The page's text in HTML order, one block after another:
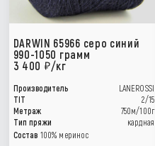
DARWIN 65966 серо синий
990-1050 грамм
3 400
/кг
Производитель
LANEROSSI
TIT
2/15
Метраж
750м/100г
Тип пряжи
кардная
Состав 100% меринос